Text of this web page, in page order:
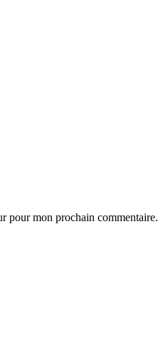
pour mon prochain commentaire.